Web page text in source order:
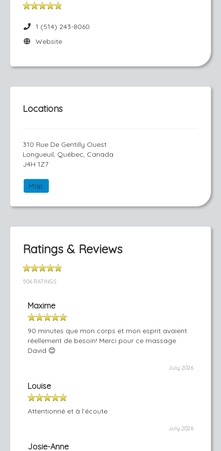
1 (514) 243-8060
Website
Locations
310 Rue De Gentilly Ouest
Longueuil, Québec, Canada
J4H 1Z7
Map
Ratings & Reviews
506 RATINGS
Maxime
90 minutes que mon corps et mon esprit avaient
réellement de besoin! Merci pour ce massage
David 😊
July 2026
Louise
Attentionné et à l’écoute
July 2026
Josie-Anne